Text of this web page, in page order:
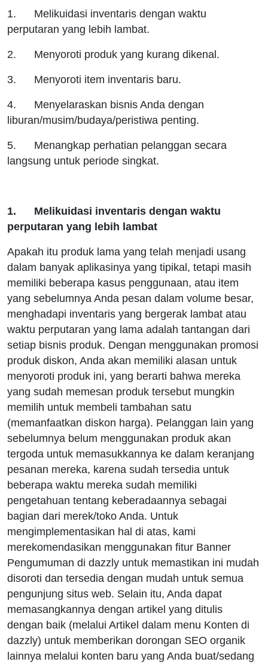
1. Melikuidasi inventaris dengan waktu
perputaran yang lebih lambat.
2. Menyoroti produk yang kurang dikenal.
3. Menyoroti item inventaris baru.
4. Menyelaraskan bisnis Anda dengan
liburan/musim/budaya/peristiwa penting.
5. Menangkap perhatian pelanggan secara
langsung untuk periode singkat.
1. Melikuidasi inventaris dengan waktu
perputaran yang lebih lambat
Apakah itu produk lama yang telah menjadi usang
dalam banyak aplikasinya yang tipikal, tetapi masih
memiliki beberapa kasus penggunaan, atau item
yang sebelumnya Anda pesan dalam volume besar,
menghadapi inventaris yang bergerak lambat atau
waktu perputaran yang lama adalah tantangan dari
setiap bisnis produk. Dengan menggunakan promosi
produk diskon, Anda akan memiliki alasan untuk
menyoroti produk ini, yang berarti bahwa mereka
yang sudah memesan produk tersebut mungkin
memilih untuk membeli tambahan satu
(memanfaatkan diskon harga). Pelanggan lain yang
sebelumnya belum menggunakan produk akan
tergoda untuk memasukkannya ke dalam keranjang
pesanan mereka, karena sudah tersedia untuk
beberapa waktu mereka sudah memiliki
pengetahuan tentang keberadaannya sebagai
bagian dari merek/toko Anda. Untuk
mengimplementasikan hal di atas, kami
merekomendasikan menggunakan fitur Banner
Pengumuman di dazzly untuk memastikan ini mudah
disoroti dan tersedia dengan mudah untuk semua
pengunjung situs web. Selain itu, Anda dapat
memasangkannya dengan artikel yang ditulis
dengan baik (melalui Artikel dalam menu Konten di
dazzly) untuk memberikan dorongan SEO organik
lainnya melalui konten baru yang Anda buat/sedang